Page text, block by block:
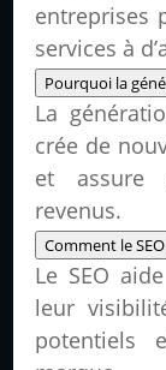
entreprises
services à
Pourquoi la
La
crée de
et assure
revenus.
Comment le
Le SEO
leur
potentiels